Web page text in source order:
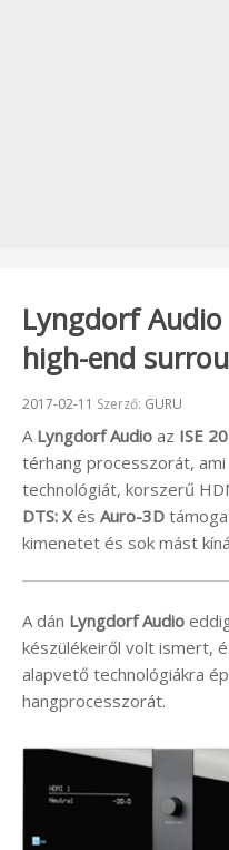
Lyngdorf
high-end
Beküldve:
2017-02-11 Szerző: GURU
A Lyngdorf Audio az ISE
térhang processzorát,
technológiát, korszerű
DTS: X és Auro-3D
kimenetet és sok mást
A dán Lyngdorf Audio
készülékeiről volt ismert,
alapvető technológiákra
hangprocesszorát.